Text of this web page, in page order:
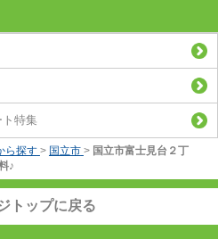
特集
ら探す > 国立市 > 国立市富士見台２丁
♪
トップに戻る